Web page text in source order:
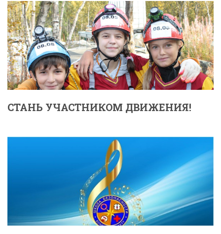
СТАНЬ УЧАСТНИКОМ ДВИЖЕНИЯ!